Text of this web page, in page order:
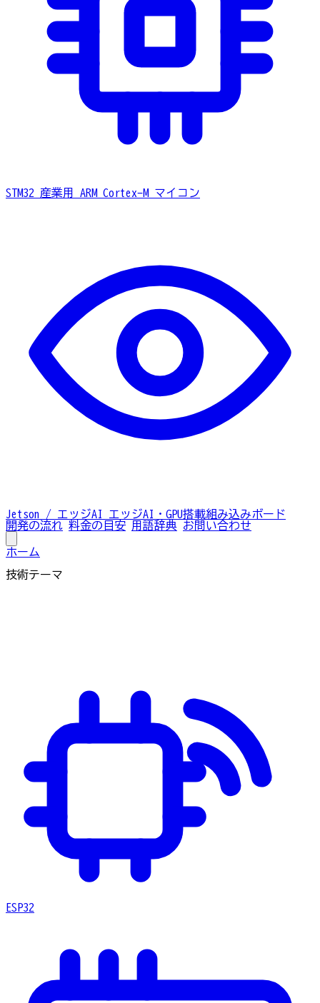
STM32 産業用 ARM Cortex-M マイコン
Jetson / エッジAI
エッジAI・GPU搭載組み込みボード
開発の流れ 料金の目安 用語辞典 お問い合わせ
ホーム
技術テーマ
ESP32